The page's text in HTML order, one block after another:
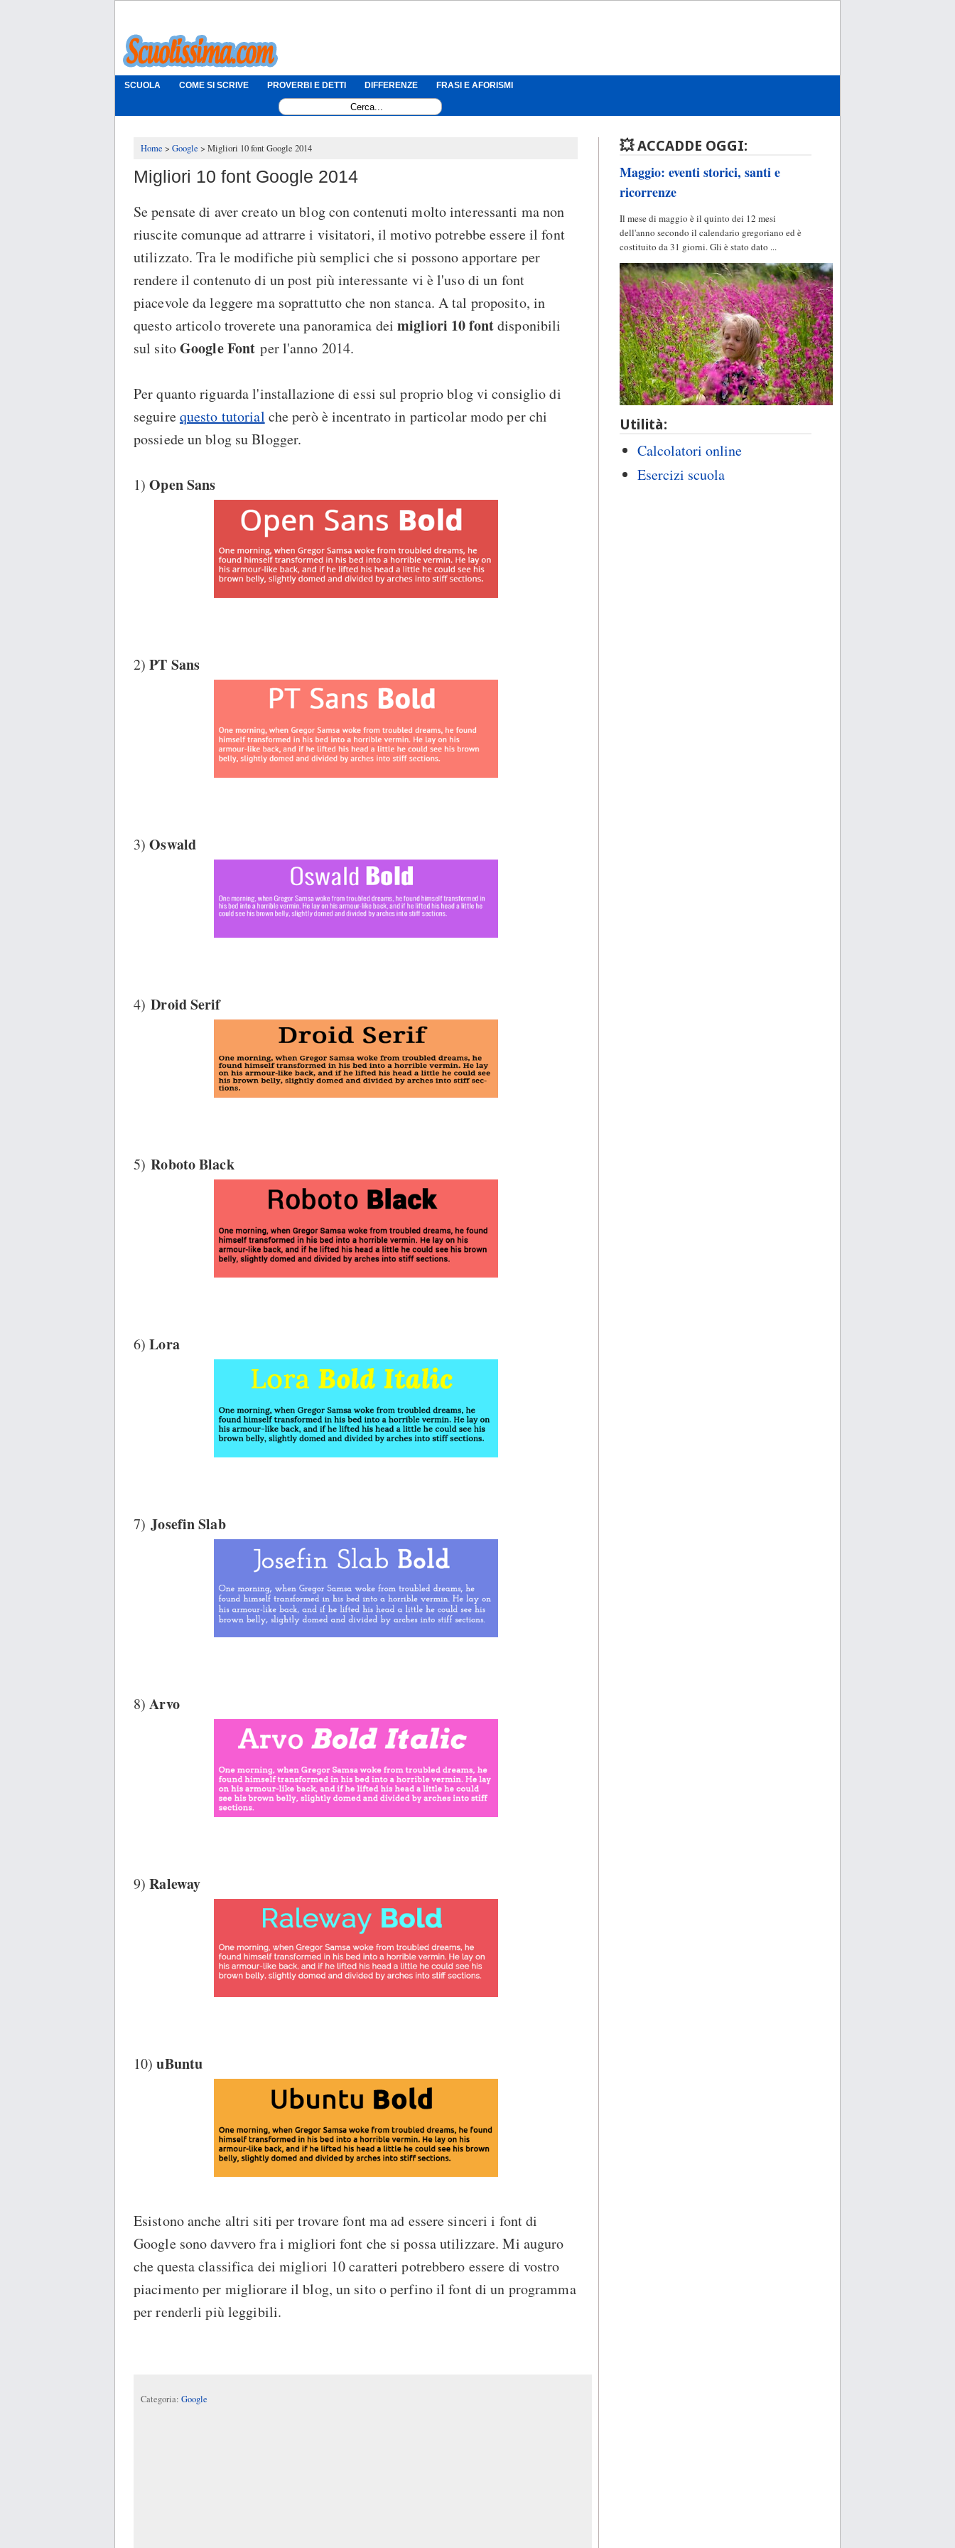
SCUOLA COME SI SCRIVE PROVERBI E DETTI DIFFERENZE FRASI E AFORISMI
Home Google Migliori 10 font Google 2014
Migliori 10 font Google 2014
Se pensate di aver creato un blog con contenuti molto interessanti ma non
riuscite comunque ad attrarre i visitatori, il motivo potrebbe essere il font
utilizzato. Tra le modifiche più semplici che si possono apportare per
rendere il contenuto di un post più interessante vi è l'uso di un font
piacevole da leggere ma soprattutto che non stanca. A tal proposito, in
questo articolo troverete una panoramica deimigliori 10 fontdisponibili
sul sitoGoogle Font per l'anno 2014.
Per quanto riguarda l'installazione di essi sul proprio blog vi consiglio di
seguirequesto tutorial che però è incentrato in particolar modo per chi
possiede un blog su Blogger.
1)Open Sans
2)PT Sans
3)Oswald
4) Droid Serif
5) Roboto Black
6)Lora
7) Josefin Slab
8)Arvo
9)Raleway
10)uBuntu
Esistono anche altri siti per trovare font ma ad essere sinceri i font di
Google sono davvero fra i migliori font che si possa utilizzare. Mi auguro
che questa classifica dei migliori 10 caratteri potrebbero essere di vostro
piacimento per migliorare il blog, un sito o perfino il font di un programma
per renderli più leggibili.
Categoria: Google
💥 ACCADDE OGGI:
Maggio: eventi storici, santi e
ricorrenze
Il mese di maggio è il quinto dei 12 mesi
dell'anno secondo il calendario gregoriano ed è
costituito da 31 giorni. Gli è stato dato ...
Utilità:
Calcolatori online
Esercizi scuola